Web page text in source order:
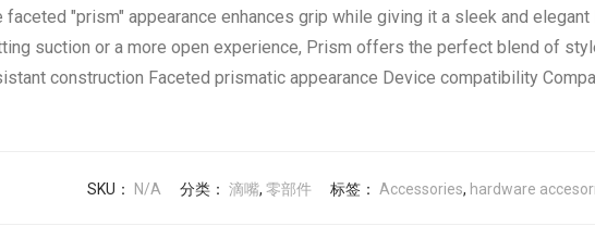
"prism" appearance enhances grip while giving it a sleek and
suction or a more open experience, Prism offers the perfect blend of
construction Faceted prismatic appearance Device compatibility
SKU： N/A 分类： 滴嘴, 零部件 标签： Accessories, hardware